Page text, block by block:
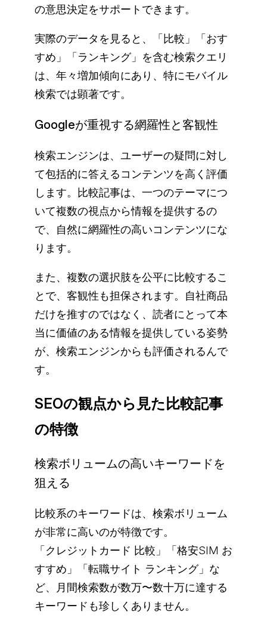
の意思決定をサポートできます。
実際のデータを見ると、「比較」「おす
すめ」「ランキング」を含む検索クエリ
は、年々増加傾向にあり、特にモバイル
検索では顕著です。
Googleが重視する網羅性と客観性
検索エンジンは、ユーザーの疑問に対し
て包括的に答えるコンテンツを高く評価
します。比較記事は、一つのテーマにつ
いて複数の視点から情報を提供するの
で、自然に網羅性の高いコンテンツにな
ります。
また、複数の選択肢を公平に比較するこ
とで、客観性も担保されます。自社商品
だけを推すのではなく、読者にとって本
当に価値のある情報を提供している姿勢
が、検索エンジンからも評価されるんで
す。
SEOの観点から見た比較記事
の特徴
検索ボリュームの高いキーワードを
狙える
比較系のキーワードは、検索ボリューム
が非常に高いのが特徴です。
「クレジットカード 比較」「格安SIM お
すすめ」「転職サイト ランキング」な
ど、月間検索数が数万〜数十万に達する
キーワードも珍しくありません。